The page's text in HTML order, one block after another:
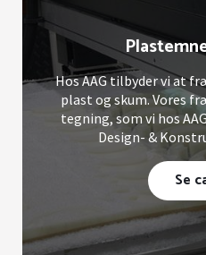
Hos AAG tilbyder vi at
plast og skum. Vores
tegning, som vi hos
Design- &
Se